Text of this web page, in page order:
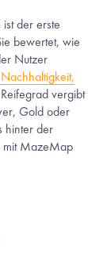
der erste
bewertet, wie
Nutzer
Nachhaltigkeit,
vergibt
Gold oder
hinter der
mit MazeMap